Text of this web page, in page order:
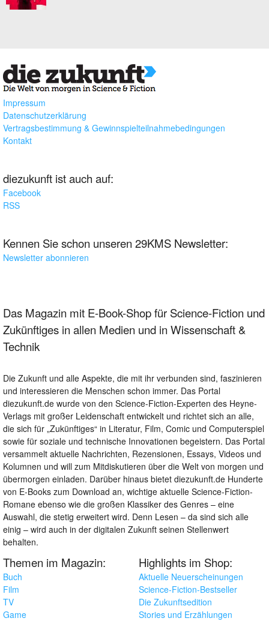
Impressum
Datenschutzerklärung
Vertragsbestimmung & Gewinnspielteilnahmebedingungen
Kontakt
diezukunft ist auch auf:
Facebook
RSS
Kennen Sie schon unseren 29KMS Newsletter:
Newsletter abonnieren
Das Magazin mit E-Book-Shop für Science-Fiction und
Zukünftiges in allen Medien und in Wissenschaft &
Technik
Die Zukunft und alle Aspekte, die mit ihr verbunden sind, faszinieren
und interessieren die Menschen schon immer. Das Portal
diezukunft.de wurde von den Science-Fiction-Experten des Heyne-
Verlags mit großer Leidenschaft entwickelt und richtet sich an alle,
die sich für „Zukünftiges“ in Literatur, Film, Comic und Computerspiel
sowie für soziale und technische Innovationen begeistern. Das Portal
versammelt aktuelle Nachrichten, Rezensionen, Essays, Videos und
Kolumnen und will zum Mitdiskutieren über die Welt von morgen und
übermorgen einladen. Darüber hinaus bietet diezukunft.de Hunderte
von E-Books zum Download an, wichtige aktuelle Science-Fiction-
Romane ebenso wie die großen Klassiker des Genres – eine
Auswahl, die stetig erweitert wird. Denn Lesen – da sind sich alle
einig – wird auch in der digitalen Zukunft seinen Stellenwert
behalten.
Themen im Magazin:
Buch
Film
TV
Game
Highlights im Shop:
Aktuelle Neuerscheinungen
Science-Fiction-Bestseller
Die Zukunftsedition
Stories und Erzählungen